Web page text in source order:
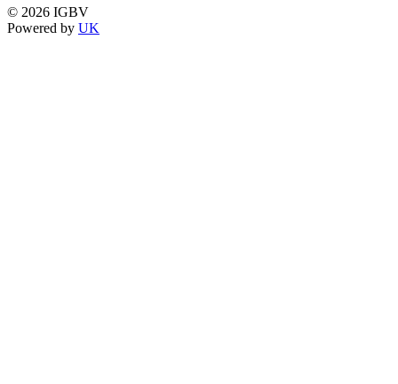
© 2026 IGBV
Powered by UK